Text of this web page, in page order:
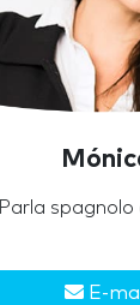
Parla spagnolo
E-